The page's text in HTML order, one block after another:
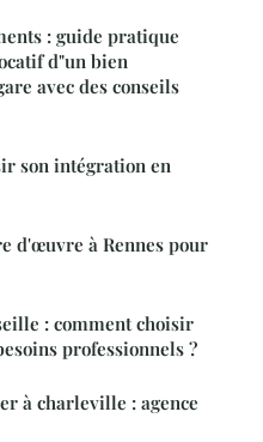
: guide pratique
d"un bien
avec des conseils
son intégration en
d'œuvre à Rennes pour
: comment choisir
professionnels ?
à charleville : agence